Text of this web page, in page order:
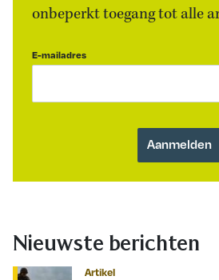
onbeperkt toegang tot alle
E-mailadres
Nieuwste berichten
Artikel